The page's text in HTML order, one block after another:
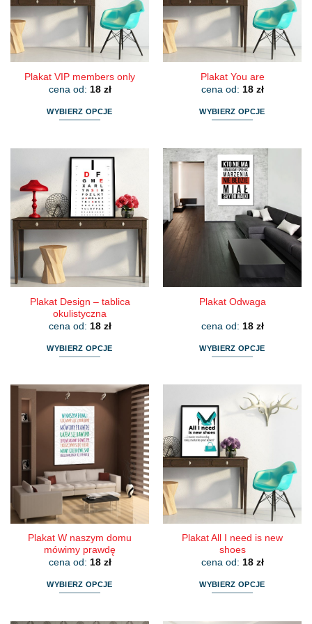
wybrać
na
stronie
produktu
wybrać
na
stronie
produktu
Plakat VIP members only
cena od: 18 zł
WYBIERZ OPCJE
ma
wiele
wariantów.
Opcje
można
wybrać
na
stronie
produktu
Plakat You are
cena od: 18 zł
WYBIERZ OPCJE
ma
wiele
wariantów.
Opcje
można
wybrać
na
stronie
Plakat Design – tablica
okulistyczna
cena od: 18 zł
WYBIERZ OPCJE
ma
wiele
wariantów.
Opcje
można
wybrać
na
stronie
produktu
Plakat Odwaga
cena od: 18 zł
WYBIERZ OPCJE
wiele
wariantów.
Opcje
można
wybrać
na
stronie
produktu
Plakat W naszym domu
mówimy prawdę
cena od: 18 zł
WYBIERZ OPCJE
Plakat All I need is new
shoes
cena od: 18 zł
WYBIERZ OPCJE